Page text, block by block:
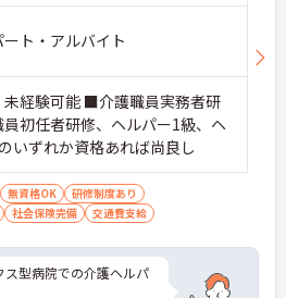
ト・アルバイト
経験可能 ■介護職員実務者研
初任者研修、ヘルパー1級、ヘ
いずれか資格あれば尚良し
無資格OK
研修制度あり
社会保険完備 交通費支給
型病院での介護ヘルパ